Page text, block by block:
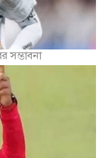
সম্ভাবনা